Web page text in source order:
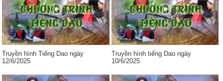
Truyền hình Tiếng Dao ngày
12/6/2025
Truyền hình tiếng Dao ngày
10/6/2025